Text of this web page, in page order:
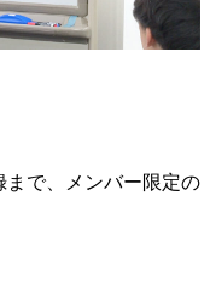
まで、メンバー限定の